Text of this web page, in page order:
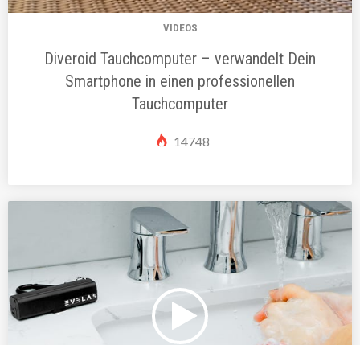
VIDEOS
Diveroid Tauchcomputer – verwandelt Dein
Smartphone in einen professionellen
Tauchcomputer
14748